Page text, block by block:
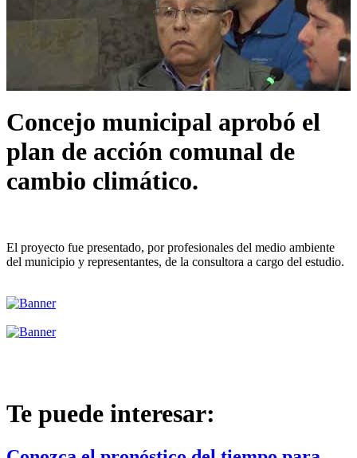
Concejo municipal aprobó el
plan de acción comunal de
cambio climático.
El proyecto fue presentado, por profesionales del medio ambiente
del municipio y representantes, de la consultora a cargo del estudio.
Te puede interesar: